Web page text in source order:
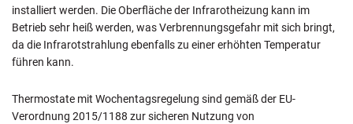
installiert werden. Die Oberfläche der Infrarotheizung kann im
Betrieb sehr heiß werden, was Verbrennungsgefahr mit sich bringt,
da die Infrarotstrahlung ebenfalls zu einer erhöhten Temperatur
führen kann.
Thermostate mit Wochentagsregelung sind gemäß der EU-
Verordnung 2015/1188 zur sicheren Nutzung von